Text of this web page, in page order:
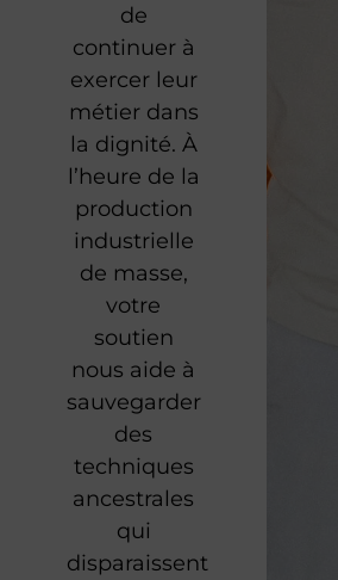
de
continuer à
exercer leur
métier dans
la dignité. À
l’heure de la
production
industrielle
de masse,
votre
soutien
nous aide à
sauvegarder
des
techniques
ancestrales
qui
disparaissent